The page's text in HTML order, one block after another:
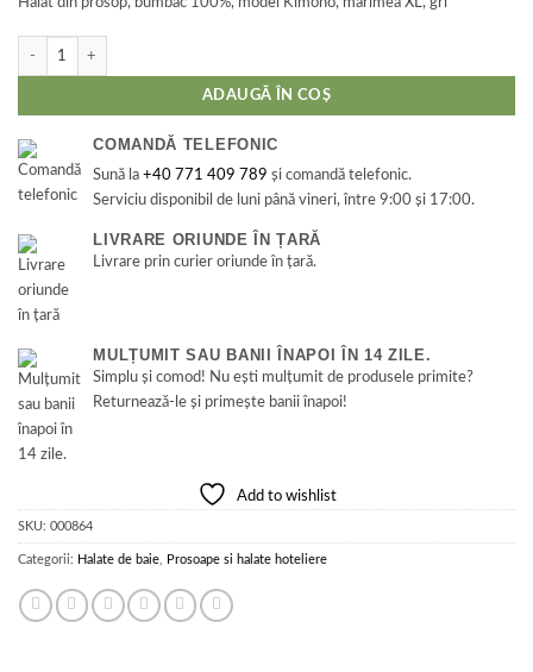
ADAUGĂ ÎN COȘ
COMANDĂ TELEFONIC
Sună la+40 771 409 789 și comandă telefonic.
Serviciu disponibil de luni până vineri, între 9:00 și 17:00.
LIVRARE ORIUNDE ÎN ȚARĂ
Livrare prin curier oriunde în țară.
MULȚUMIT SAU BANII ÎNAPOI ÎN 14 ZILE.
Simplu și comod! Nu ești mulțumit de produsele primite?
Returnează-le și primește banii înapoi!
Add to wishlist
SKU: 000864
Categorii: Halate de baie, Prosoape si halate hoteliere